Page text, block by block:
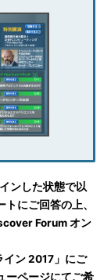
ンした状態で以
にご回答の上、
Forum オン
ン 2017」にご
ーページにてご希